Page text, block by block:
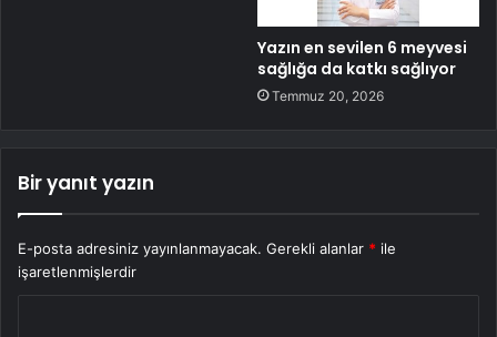
Yazın en sevilen 6 meyvesi
sağlığa da katkı sağlıyor
Temmuz 20, 2026
Bir yanıt yazın
E-posta adresiniz yayınlanmayacak. Gerekli alanlar * ile
işaretlenmişlerdir